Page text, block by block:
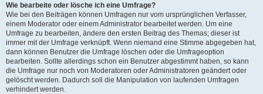
Wie bearbeite oder lösche ich eine Umfrage?
Wie bei den Beiträgen können Umfragen nur vom ursprünglichen Verfasser,
einem Moderator oder einem Administrator bearbeitet werden. Um eine
Umfrage zu bearbeiten, ändere den ersten Beitrag des Themas; dieser ist
immer mit der Umfrage verknüpft. Wenn niemand eine Stimme abgegeben hat,
dann können Benutzer die Umfrage löschen oder die Umfrageoption
bearbeiten. Sollte allerdings schon ein Benutzer abgestimmt haben, so kann
die Umfrage nur noch von Moderatoren oder Administratoren geändert oder
gelöscht werden. Dadurch soll die Manipulation von laufenden Umfragen
verhindert werden.